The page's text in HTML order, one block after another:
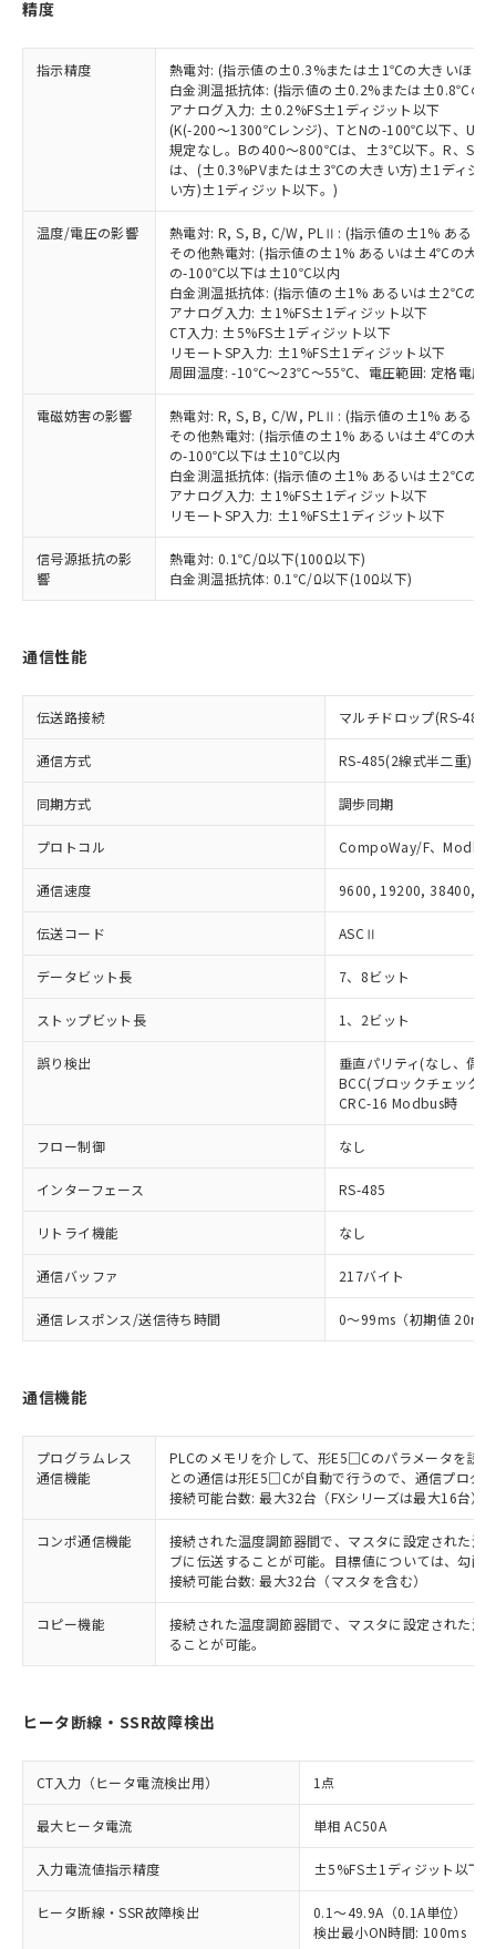
精度
指示精度
熱電対: (指示値の±0.3%または±1℃の大きいほう
白金測温抵抗体: (指示値の±0.2%または±0.8℃の
アナログ入力: ±0.2%FS±1ディジット以下
(K(-200～1300℃レンジ)、TとNの-100℃以下、U
規定なし。Bの400～800℃は、±3℃以下。R、S
は、(±0.3%PVまたは±3℃の大きい方)±1ディジ
い方)±1ディジット以下。)
温度/電圧の影響
熱電対: R, S, B, C/W, PLⅡ: (指示値の±1% ある
その他熱電対: (指示値の±1% あるいは±4℃の大き
の-100℃以下は±10℃以内
白金測温抵抗体: (指示値の±1% あるいは±2℃の大
アナログ入力: ±1%FS±1ディジット以下
CT入力: ±5%FS±1ディジット以下
リモートSP入力: ±1%FS±1ディジット以下
周囲温度: -10℃～23℃～55℃、電圧範囲: 定格電圧
電磁妨害の影響
熱電対: R, S, B, C/W, PLⅡ: (指示値の±1% ある
その他熱電対: (指示値の±1% あるいは±4℃の大き
の-100℃以下は±10℃以内
白金測温抵抗体: (指示値の±1% あるいは±2℃の大
アナログ入力: ±1%FS±1ディジット以下
リモートSP入力: ±1%FS±1ディジット以下
信号源抵抗の影
響
熱電対: 0.1℃/Ω以下(100Ω以下)
白金測温抵抗体: 0.1℃/Ω以下(10Ω以下)
通信性能
伝送路接続 マルチドロップ(RS-485)
通信方式 RS-485(2線式半二重)
同期方式 調歩同期
プロトコル CompoWay/F、Modbus
通信速度 9600, 19200, 38400,
伝送コード ASCⅡ
データビット長 7、8ビット
ストップビット長 1、2ビット
誤り検出
垂直パリティ(なし、偶
BCC(ブロックチェック
CRC-16 Modbus時
フロー制御 なし
インターフェース RS-485
リトライ機能 なし
通信バッファ 217バイト
通信レスポンス/送信待ち時間 0～99ms（初期値 20ms
通信機能
プログラムレス
通信機能
PLCのメモリを介して、形E5□Cのパラメータを読
との通信は形E5□Cが自動で行うので、通信プログ
接続可能台数: 最大32台（FXシリーズは最大16台）
コンポ通信機能
接続された温度調節器間で、マスタに設定された温
ブに伝送することが可能。目標値については、勾配
接続可能台数: 最大32台（マスタを含む）
コピー機能
接続された温度調節器間で、マスタに設定された温
ることが可能。
ヒータ断線・SSR故障検出
CT入力（ヒータ電流検出用） 1点
最大ヒータ電流 単相 AC50A
入力電流値指示精度 ±5%FS±1ディジット以下
ヒータ断線・SSR故障検出
0.1～49.9A（0.1A単位）
検出最小ON時間: 100ms（
覧された時点での実際の在庫および標
準価格とは異なる場合があることをご
了承ください。
正式な納期状況および標準価格はお客
様のお取引先、またはお客様担当のオ
ムロン制御機器販売店・当社販売員に
ご相談ください。
オムロン制御機器販売店や当社販売拠
点は「販売ネットワーク
」をご確認
ください。
在庫状況および標準価格結果を当社の
事前の承諾なく第三者に漏洩または開
示しないようお願いします。
マイパーツ機能（部品リスト作成サー
ビス）をご利用いただくには、I-Web
あります。
お客様が当ウェブサイト上で当社にご
登録された部品リストについて、当社
および当社の共同利用者が、当社の製
品・サービスに関するお客様との取
引・商談に必要な範囲で利用すること
をご了承ください。
※当社の共同利用者とは、"個人情報
ミウム(Cd) 100ppm以下、
六価クロム(Cr(Ⅵ)) 1000ppm以下、ポリ臭化ビフェニル
類(PBB) 1000ppm以下、ポリ臭化ジフェニルエーテル類
(PBDE) 1000ppm以下、フタル酸ビス(2-エチルヘキシ
ル) (DEHP)(別名：DOP) 1000ppm以下、フタル酸ブチ
ルベンジル（BBP） 1000ppm以下、フタル酸ジブチル
（DBP） 1000ppm以下、フタル酸ジイソブチル
(DIBP) 1000ppm以下
但し、RoHS指令で産業用監視および制御機器に対する
適用除外項目は除く。
図的な使用がないことを確認しています。
※2 対応予定月
部品在庫の切り替え状況などにより、予定
月が前後することがあります。
※3 非含有証明書ダウンロード
下記の非含有証明書をダウンロードするこ
とができます。
EU RoHS指令（10物質）の非含有証明書
51物質の非含有証明書（当社基準）
また、RoHS指令のフタル酸エステル類４
物質の対応では、対応完了までの期間は出
荷製品に未対応品が混在することから備考
欄に対応日を記載しておりました。
していることから、特段のことがない限
り、2022年1月12日より割愛しておりま
ム) : 100ppm、
Cr(Ⅵ)(六価クロム) : 1000ppm、 PBBs(ポリ臭化ビフェ
ニル類) : 1000ppm、 PBDEs(ポリ臭化ジフェニルエーテ
ル類) : 1000ppm、
DBP(フタル酸ジブチル) : 1000ppm、 DIBP(フタル酸ジ
イソブチル) : 1000ppm、 BBP(フタル酸ブチルベンジ
ル) : 1000ppm、
DEHP(フタル酸ビス(2-エチルヘキシル)) : 1000ppm
※2 環境保護使用期限
「ｅ」：有害物質（10物質）のすべてが基
準値以下であることを示します。
「10」：通常の使用状況下において有害物
質が外部に漏えいし、環境に深刻な影響を
及ぼさない年数を意味します。
「－」：未確認です。当社販売部門へお問
い合わせください。
国政府の輸出許可(または役務取引許
可)を取得するなどの必要な手続きを
とります。
当社は規制貨物を破棄する場合は、完
全に破砕するなど、違法に輸出されな
いよう必要な手段を講じます。
当社は貴社製品を、核兵器、ミサイ
ル、化学兵器、生物兵器またはその他
武器並びにこれらの製造装置等に一切
使用いたしません。
当社は、貴社製品を第三者に販売する
場合は、上記1、2および3の内容を当
該第三者に通知します。また当社は、
販売先および販売に係わる関係者が違
法に輸出するおそれがある場合は、取
り引きをいたしません。
合意する キャンセル
号
一定数以上の在庫あり
一定数には満たないが在庫あり
在庫なし(最新の在庫状況につ
いては、お客様のお取引先、ま
たはお客様担当のオムロン制御
機器販売店・当社販売員にご確
認ください)
受注生産機種、また在庫状況の
情報を公開していない機種